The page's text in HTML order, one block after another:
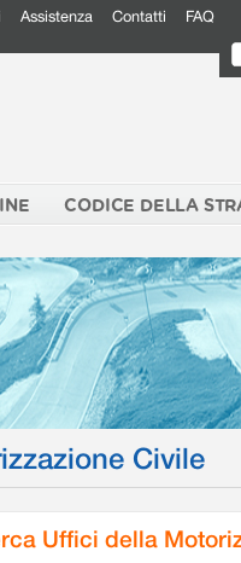
Assistenza Contatti FAQ
CODICE DELLA
Civile
Uffici della